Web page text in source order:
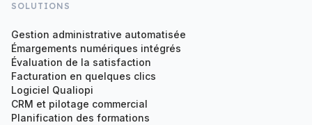
SOLUTIONS
Gestion administrative automatisée
Émargements numériques intégrés
Évaluation de la satisfaction
Facturation en quelques clics
Logiciel Qualiopi
CRM et pilotage commercial
Planification des formations